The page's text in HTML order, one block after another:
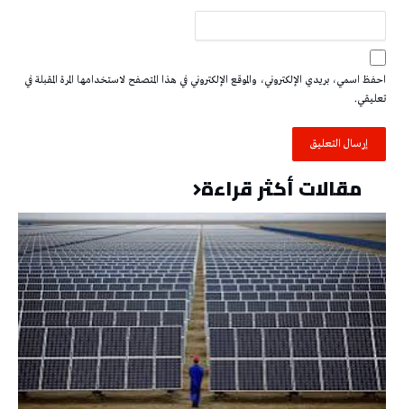
احفظ اسمي، بريدي الإلكتروني، والموقع الإلكتروني في هذا المتصفح لاستخدامها المرة المقبلة في
تعليقي.
مقالات أكثر قراءة